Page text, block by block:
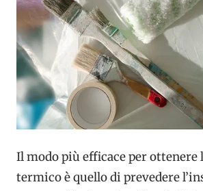
Il modo più efficace per ottenere
termico è quello di prevedere